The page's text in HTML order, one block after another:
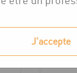
J'accepte